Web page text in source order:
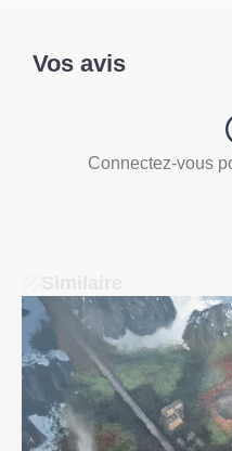
Vos avis
Connectez-vous